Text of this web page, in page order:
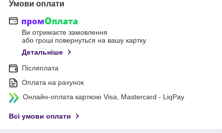
Умови оплати
Ви отримаєте замовлення
або гроші повернуться на вашу картку
Детальніше
Післяплата
Оплата на рахунок
Онлайн-оплата карткою Visa, Mastercard - LiqPay
Всі умови оплати